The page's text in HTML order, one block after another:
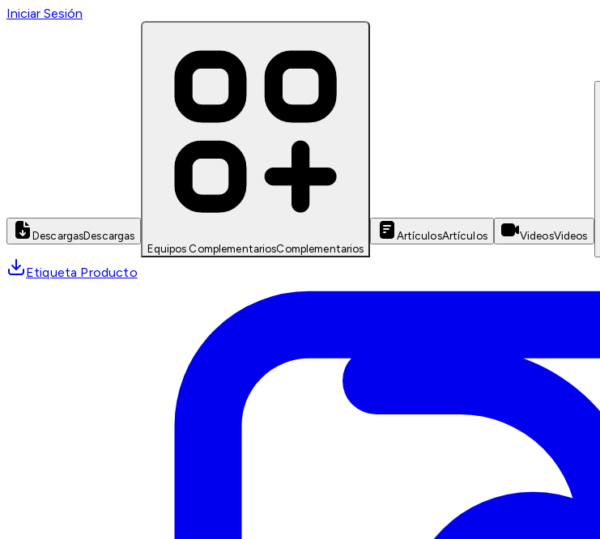
Iniciar Sesión
DescargasDescargas
Equipos ComplementariosComplementarios
ArtículosArtículos VideosVideos
Etiqueta Producto